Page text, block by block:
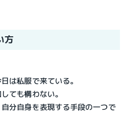
方
は私服で来ている。
ても構わない。
分自身を表現する手段の一つで